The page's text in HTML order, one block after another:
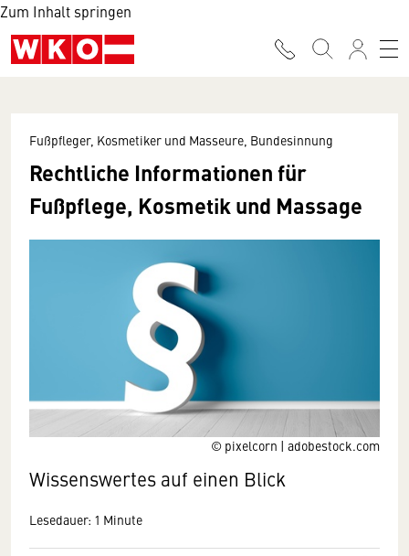
Zum Inhalt springen
© pixelcorn | adobestock.com
Fußpfleger, Kosmetiker und Masseure, Bundesinnung
Rechtliche Informationen für
Fußpflege, Kosmetik und Massage
Wissenswertes auf einen Blick
Lesedauer: 1 Minute